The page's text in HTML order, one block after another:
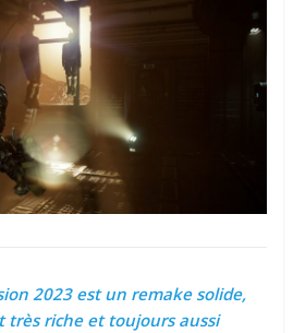
2023 est un remake solide,
très riche et toujours aussi